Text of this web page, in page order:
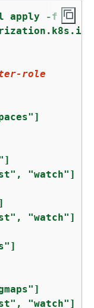
apply -f -
role
"watch"]
"watch"]
"watch"]